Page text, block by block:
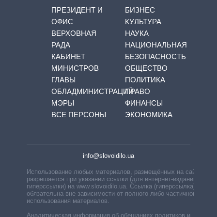
ПРЕЗИДЕНТ И
ОФИС
ВЕРХОВНАЯ
РАДА
КАБИНЕТ
МИНИСТРОВ
ГЛАВЫ
ОБЛАДМИНИСТРАЦИЙ
МЭРЫ
ВСЕ ПЕРСОНЫ
БИЗНЕС
КУЛЬТУРА
НАУКА
НАЦИОНАЛЬНАЯ
БЕЗОПАСНОСТЬ
ОБЩЕСТВО
ПОЛИТИКА
ПРАВО
ФИНАНСЫ
ЭКОНОМИКА
info@slovoidilo.ua
Использование любых материалов, размещённых на сайте,
разрешается при указании ссылки (для интернет-изданий —
гиперссылки) на www.slovoidilo.ua. Ссылка (гиперссылка)
обязательна вне зависимости от полного либо частичного
использования материалов.
Аналитическая информация об обещаниях политиков и